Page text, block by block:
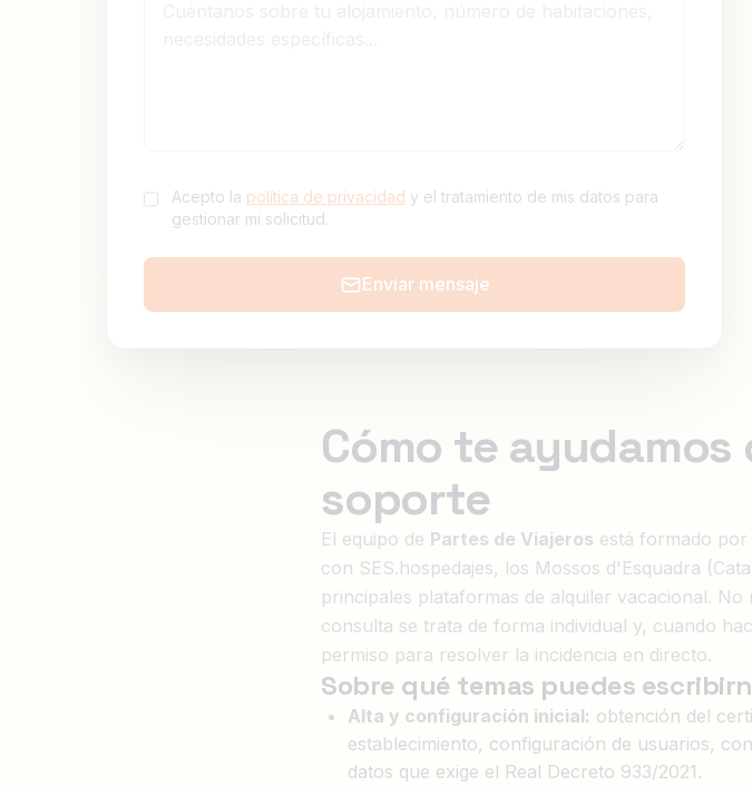
Acepto la política de privacidad y el tratamiento de mis datos para
gestionar mi solicitud.
Enviar mensaje
Cómo te
soporte
El equipo de Partes de Viajeros está formado
con SES.hospedajes, los Mossos d'Esquadra
principales plataformas de alquiler vacacional.
consulta se trata de forma individual y, cuando
permiso para resolver la incidencia en directo.
Sobre qué temas puedes
Alta y configuración inicial: obtención del
establecimiento, configuración de usuarios,
datos que exige el Real Decreto 933/2021.